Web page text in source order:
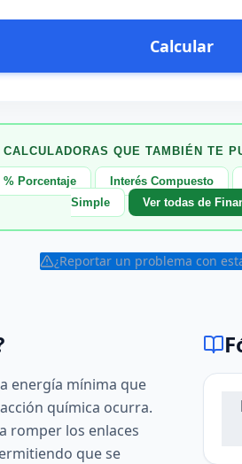
Calcular
CALCULADORAS QUE TAMBIÉN TE
% Porcentaje Interés Compuesto
Simple
Ver todas de
¿Reportar un problema con
energía mínima que
química ocurra.
romper los enlaces
que se